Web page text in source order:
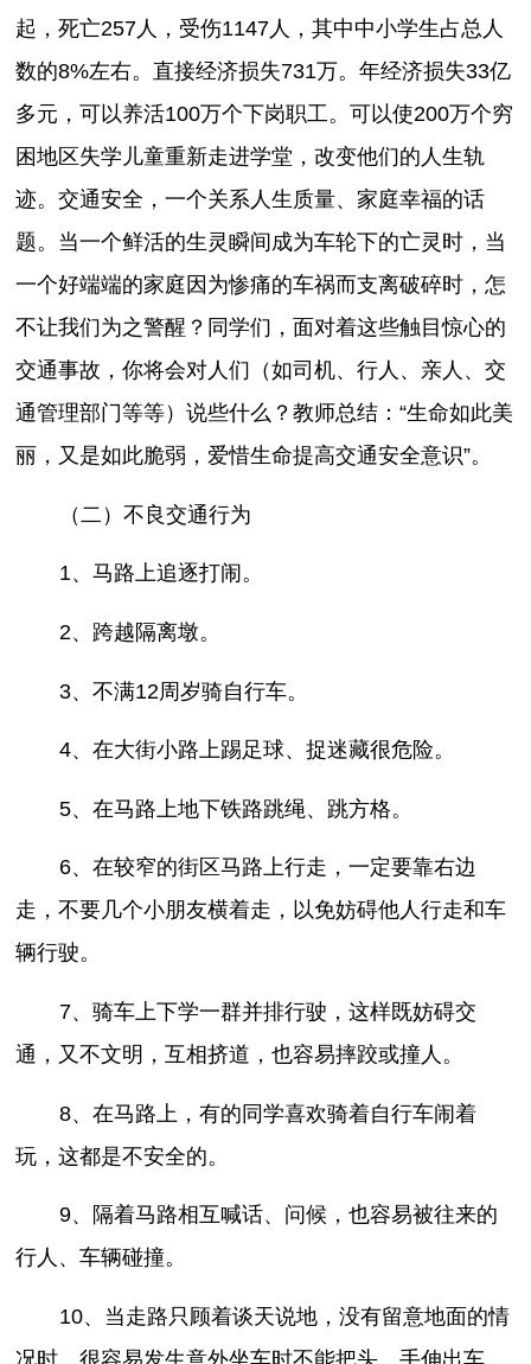
起，死亡257人，受伤1147人，其中中小学生占总人
数的8%左右。直接经济损失731万。年经济损失33亿
多元，可以养活100万个下岗职工。可以使200万个穷
困地区失学儿童重新走进学堂，改变他们的人生轨
迹。交通安全，一个关系人生质量、家庭幸福的话
题。当一个鲜活的生灵瞬间成为车轮下的亡灵时，当
一个好端端的家庭因为惨痛的车祸而支离破碎时，怎
不让我们为之警醒？同学们，面对着这些触目惊心的
交通事故，你将会对人们（如司机、行人、亲人、交
通管理部门等等）说些什么？教师总结：“生命如此美
丽，又是如此脆弱，爱惜生命提高交通安全意识”。
（二）不良交通行为
1、马路上追逐打闹。
2、跨越隔离墩。
3、不满12周岁骑自行车。
4、在大街小路上踢足球、捉迷藏很危险。
5、在马路上地下铁路跳绳、跳方格。
6、在较窄的街区马路上行走，一定要靠右边
走，不要几个小朋友横着走，以免妨碍他人行走和车
辆行驶。
7、骑车上下学一群并排行驶，这样既妨碍交
通，又不文明，互相挤道，也容易摔跤或撞人。
8、在马路上，有的同学喜欢骑着自行车闹着
玩，这都是不安全的。
9、隔着马路相互喊话、问候，也容易被往来的
行人、车辆碰撞。
10、当走路只顾着谈天说地，没有留意地面的情
况时，很容易发生意外坐车时不能把头、手伸出车